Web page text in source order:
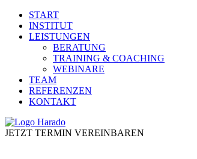
START
INSTITUT
LEISTUNGEN
BERATUNG
TRAINING & COACHING
WEBINARE
TEAM
REFERENZEN
KONTAKT
JETZT TERMIN VEREINBAREN